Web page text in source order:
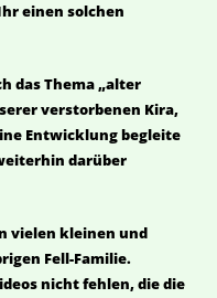
einen solchen
das Thema „alter
verstorbenen Kira,
Entwicklung begleite
darüber
vielen kleinen und
Fell-Familie.
nicht fehlen, die die